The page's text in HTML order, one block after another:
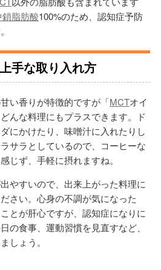
鎖脂肪酸100%のため、認知症予防
手な取り入れ方
い香りが特徴的ですが「MCTオイ
んな料理にもプラスできます。ド
にかけたり、味噌汁に入れたりし
サラとしているので、コーヒーな
じず、手軽に摂れますね。
やすいので、出来上がった料理に
さい。心身の不調が気になった
とが肝心ですが、認知症になりに
の食事、運動習慣を見直すなど、
しょう。